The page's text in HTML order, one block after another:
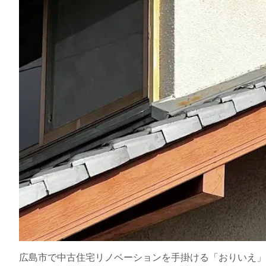
広島市で中古住宅リノベーションを手掛ける「おりいえ